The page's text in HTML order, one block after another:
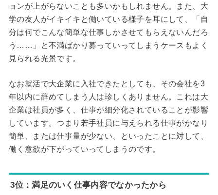
ョンが上がらないことも多いかもしれません。また、大
学の友人がイキイキと働いている様子を耳にして、「自
分は何でこんな簡単な仕事しかさせてもらえないんだろ
う……」と不満ばかり募っていってしまうケースもよく
見られる光景です。
なお就活で大企業に入社できたとしても、その会社を3
年以内に辞めてしまう人は珍しくありません。これは大
企業は社員が多く、仕事が細分化されていることが影響
しています。つまり若手社員に与えられる仕事がかなり
簡単、または仕事量が少ない、といったことに対して、
働く意欲が下がっていってしまうのです。
3位：満足のいく仕事内容でなかったから